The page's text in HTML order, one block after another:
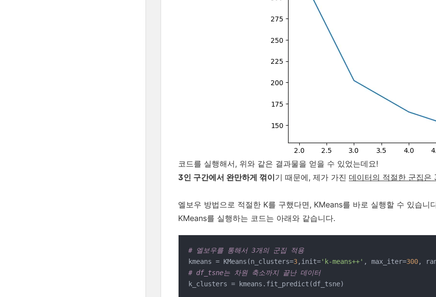
코드를 실행해서, 위와 같은 결과물을 얻을 수 있었는데요!
3인 구간에서 완만하게 꺾이기 때문에, 제가 가진 데이터의 적절한 군집은
엘보우 방법으로 적절한 K를 구했다면, KMeans를 바로 실행할 수 있습니
KMeans를 실행하는 코드는 아래와 같습니다.
# 엘보우를 통해서 3개의 군집 적용
kmeans = KMeans(n_clusters=3,init='k-means++' , max_iter=300,
# df_tsne는 차원 축소까지 끝난 데이터
k_clusters = kmeans.fit_predict(df_tsne)